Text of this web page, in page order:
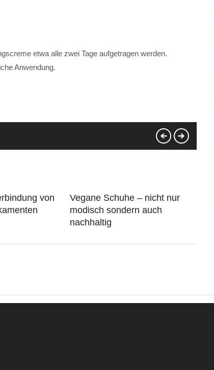
etwa alle zwei Tage aufgetragen werden.
Anwendung.
von
Vegane Schuhe – nicht nur
modisch sondern auch
nachhaltig